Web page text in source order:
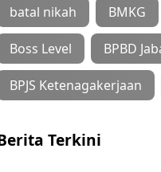
batal nikah BMKG
Boss Level BPBD
BPJS Ketenagakerjaan
Terkini